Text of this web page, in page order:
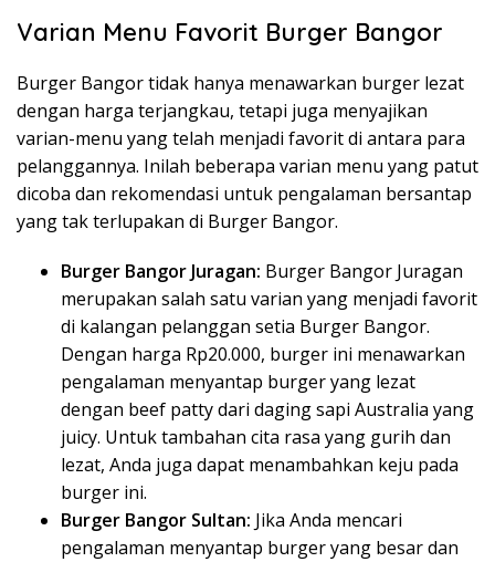
Varian Menu Favorit Burger Bangor
Burger Bangor tidak hanya menawarkan burger lezat
dengan harga terjangkau, tetapi juga menyajikan
varian-menu yang telah menjadi favorit di antara para
pelanggannya. Inilah beberapa varian menu yang patut
dicoba dan rekomendasi untuk pengalaman bersantap
yang tak terlupakan di Burger Bangor.
Burger Bangor Juragan: Burger Bangor Juragan
merupakan salah satu varian yang menjadi favorit
di kalangan pelanggan setia Burger Bangor.
Dengan harga Rp20.000, burger ini menawarkan
pengalaman menyantap burger yang lezat
dengan beef patty dari daging sapi Australia yang
juicy. Untuk tambahan cita rasa yang gurih dan
lezat, Anda juga dapat menambahkan keju pada
burger ini.
Burger Bangor Sultan: Jika Anda mencari
pengalaman menyantap burger yang besar dan